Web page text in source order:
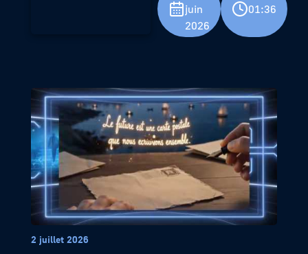
juin
2026
01:36
2 juillet 2026